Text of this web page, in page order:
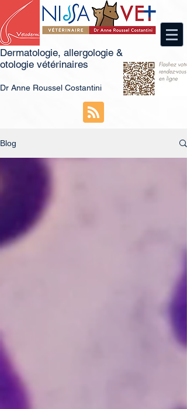
Dermatologie, allergologie &
otologie vétérinaires
Dr Anne Roussel Costantini
Blog